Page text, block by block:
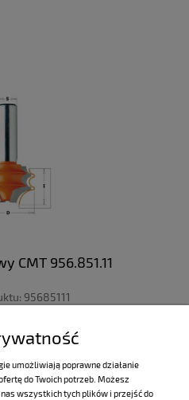
CMT 956.851.11
95685111
« 1 2 3 4 5 6
umożliwiają poprawne działanie
do Twoich potrzeb. Możesz
wszystkich tych plików i przejść do